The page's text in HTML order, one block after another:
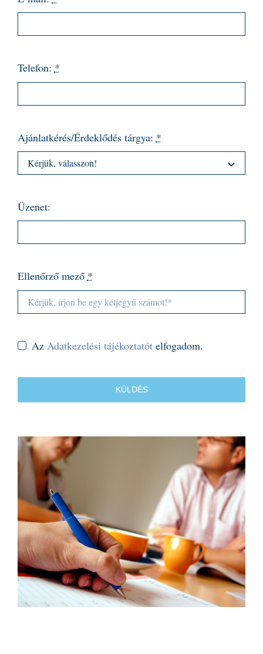
Telefon: *
Ajánlatkérés/Érdeklődés tárgya: *
Üzenet:
Ellenőrző mező *
AzAdatkezelési tájékoztatót elfogadom.
KÜLDÉS